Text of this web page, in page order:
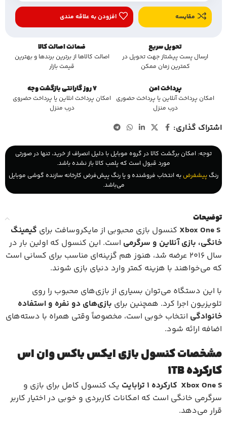
مقایسه افزودن به علاقه مندی
تحویل سریع
ارسال پست پیشتاز جهت تحویل در
کمترین زمان ممکن
ضمانت اصالت کالا
اصالت کالاها از برترین برندها و بهترین
قیمت بازار
پرداخت امن
امکان پرداخت آنلاین یا پرداخت حضوری
درب منزل
7 روز گارانتی بازگشت وجه
امکان پرداخت انلاین یا پرداخت حضروی
درب منزل
اشتراک گذاری:
توجه: امکان برگشت کالا در گروه موبایل با دلیل انصراف از خرید، تنها در صورتی
مورد قبول است که پلمب کالا باز نشده باشد.
رنگ پیشفرض به انتخاب فروشنده و یا رنگ پیش‌فرض کارخانه سازنده گوشی موبایل
می‌باشد.
توضیحات
کنسول بازی محبوبی از مایکروسافت برای گیمینگ
خانگی، بازی آنلاین و سرگرمی است. این کنسول که اولین بار در
سال 2016 عرضه شد، هنوز هم گزینه‌ای مناسب برای کسانی است
که می‌خواهند با هزینه کمتر وارد دنیای بازی شوند.
با این دستگاه می‌توان بسیاری از بازی‌های محبوب را روی
تلویزیون اجرا کرد. همچنین برای بازی‌های دو نفره و استفاده
خانوادگی انتخاب خوبی است، مخصوصاً وقتی همراه با دسته‌های
اضافه ارائه شود.
مشخصات کنسول بازی ایکس باکس وان اس
کارکرده 1TB
Xbox One S کارکرده 1 ترابایت
یک کنسول کامل برای بازی و
سرگرمی خانگی است که امکانات کاربردی و خوبی در اختیار کاربر
قرار می‌دهد.